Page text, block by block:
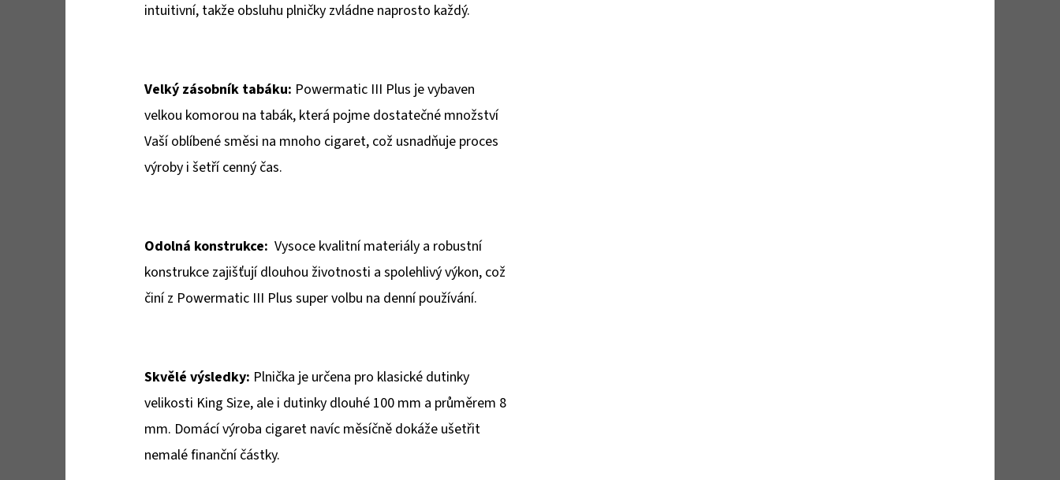
intuitivní, takže obsluhu plničky zvládne naprosto každý.
Velký zásobník tabáku: Powermatic III Plus je vybaven
velkou komorou na tabák, která pojme dostatečné množství
Vaší oblíbené směsi na mnoho cigaret, což usnadňuje proces
výroby i šetří cenný čas.
Odolná konstrukce: Vysoce kvalitní materiály a robustní
konstrukce zajišťují dlouhou životnosti a spolehlivý výkon, což
činí z Powermatic III Plus super volbu na denní používání.
Skvělé výsledky: Plnička je určena pro klasické dutinky
velikosti King Size, ale i dutinky dlouhé 100 mm a průměrem 8
mm. Domácí výroba cigaret navíc měsíčně dokáže ušetřit
nemalé finanční částky.